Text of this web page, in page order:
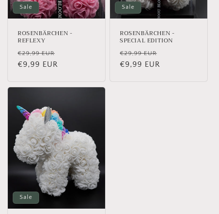
Sale
ROSENBÄRCHEN -
REFLEXY
Normaler
Preis
€29,99 EUR
€9,99 EUR
Sale
ROSENBÄRCHEN -
SPECIAL EDITION
Normaler
Preis
€29,99 EUR
€9,99 EUR
Sale